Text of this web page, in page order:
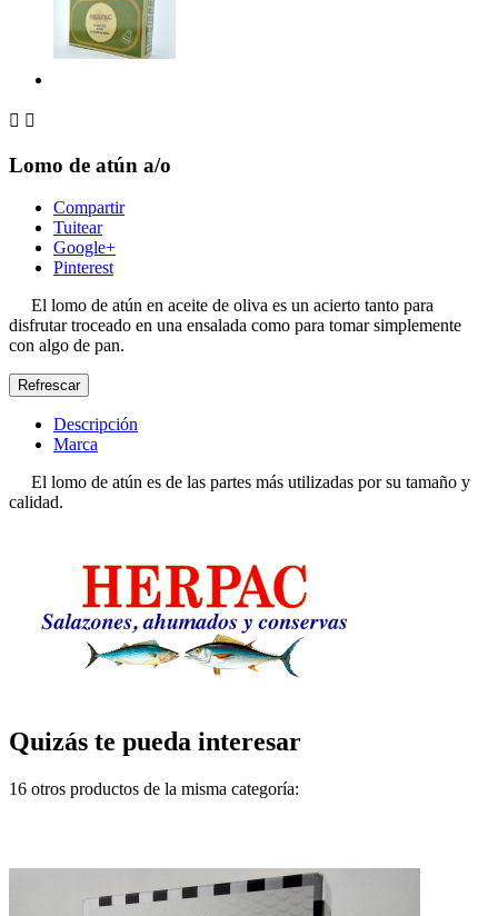
 
Lomo de atún a/o
Compartir
Tuitear
Google+
Pinterest
El lomo de atún en aceite de oliva es un acierto tanto para
disfrutar troceado en una ensalada como para tomar simplemente
con algo de pan.
Descripción
Marca
El lomo de atún es de las partes más utilizadas por su tamaño y
calidad.
Quizás te pueda interesar
16 otros productos de la misma categoría: